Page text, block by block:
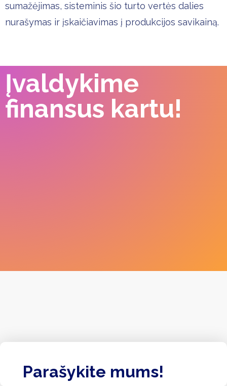
sumažėjimas, sisteminis šio turto vertės dalies
nurašymas ir įskaičiavimas į produkcijos savikainą.
Įvaldykime
finansus kartu!
Parašykite mums!